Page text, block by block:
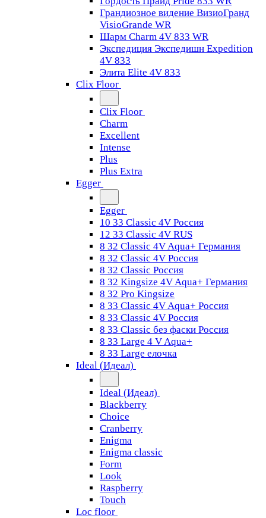
Грандиозное видение ВизиоГранд
VisioGrande WR
Шарм Charm 4V 833 WR
Экспедиция Экспедишн Expedition
4V 833
Элита Elite 4V 833
Clix Floor
Clix Floor
Charm
Excellent
Intense
Plus
Plus Extra
Egger
Egger
10 33 Classic 4V Россия
12 33 Classic 4V RUS
8 32 Classic 4V Aqua+ Германия
8 32 Classic 4V Россия
8 32 Classic Россия
8 32 Kingsize 4V Aqua+ Германия
8 32 Pro Kingsize
8 33 Classic 4V Aqua+ Россия
8 33 Classic 4V Россия
8 33 Classic без фаски Россия
8 33 Large 4 V Aqua+
8 33 Large елочка
Ideal (Идеал)
Ideal (Идеал)
Blackberry
Choice
Cranberry
Enigma
Enigma classic
Form
Look
Raspberry
Touch
Loc floor